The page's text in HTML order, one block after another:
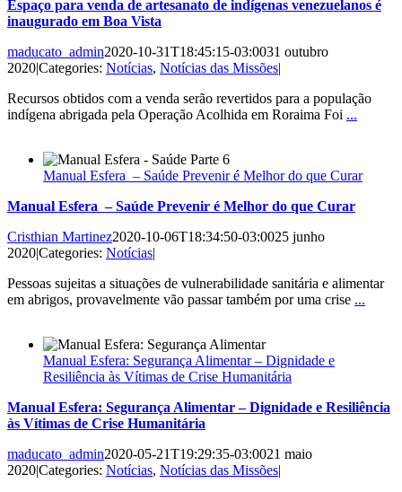
Espaço para venda de artesanato de indígenas venezuelanos é
inaugurado em Boa Vista
maducato_admin2020-10-31T18:45:15-03:0031 outubro
2020|Categories: Notícias, Notícias das Missões|
Recursos obtidos com a venda serão revertidos para a população
indígena abrigada pela Operação Acolhida em Roraima Foi ...
Manual Esfera – Saúde Prevenir é Melhor do que Curar
Manual Esfera – Saúde Prevenir é Melhor do que Curar
Cristhian Martinez2020-10-06T18:34:50-03:0025 junho
2020|Categories: Notícias|
Pessoas sujeitas a situações de vulnerabilidade sanitária e alimentar
em abrigos, provavelmente vão passar também por uma crise ...
Manual Esfera: Segurança Alimentar – Dignidade e
Resiliência às Vítimas de Crise Humanitária
Manual Esfera: Segurança Alimentar – Dignidade e Resiliência
às Vítimas de Crise Humanitária
maducato_admin2020-05-21T19:29:35-03:0021 maio
2020|Categories: Notícias, Notícias das Missões|